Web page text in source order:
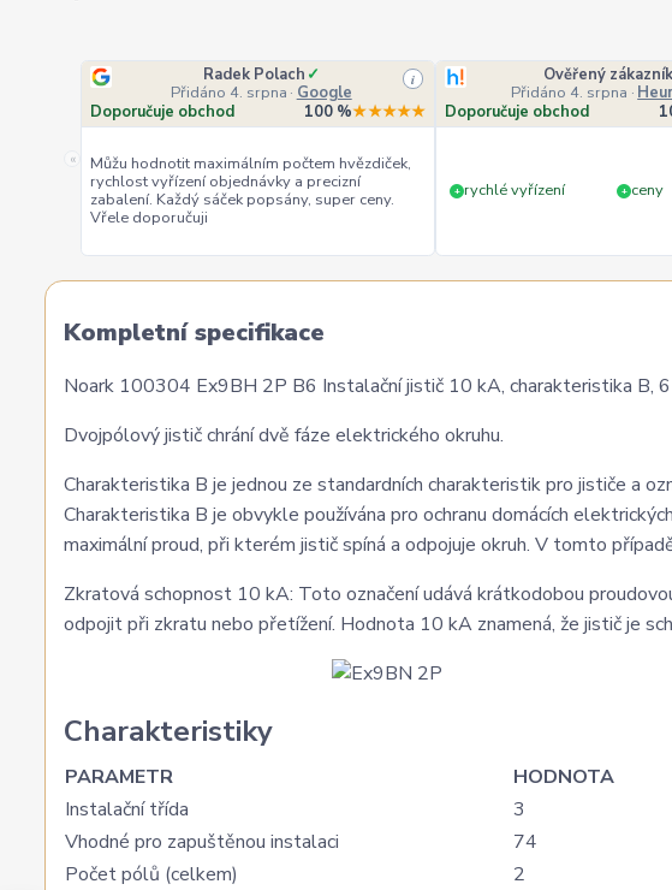
«
Radek Polach ✓
Přidáno 4. srpna · Google
i
Doporučuje obchod 100 %★★★★★
Můžu hodnotit maximálním počtem hvězdiček,
rychlost vyřízení objednávky a precizní
zabalení. Každý sáček popsány, super ceny.
Vřele doporučuji
Ověřený zákazník
Přidáno 4. srpna ·
Doporučuje obchod
+ rychlé vyřízení + ceny
Kompletní specifikace
Noark 100304 Ex9BH 2P B6 Instalační jistič 10 kA, charakteristika B,
Dvojpólový jistič chrání dvě fáze elektrického okruhu.
Charakteristika B je jednou ze standardních charakteristik pro jističe a
Charakteristika B je obvykle používána pro ochranu domácích
maximální proud, při kterém jistič spíná a odpojuje okruh. V tomto
Zkratová schopnost 10 kA: Toto označení udává krátkodobou
odpojit při zkratu nebo přetížení. Hodnota 10 kA znamená, že jistič je
Charakteristiky
PARAMETR
HODNOTA
Instalační třída
3
Vhodné pro zapuštěnou instalaci
74
Počet pólů (celkem)
2